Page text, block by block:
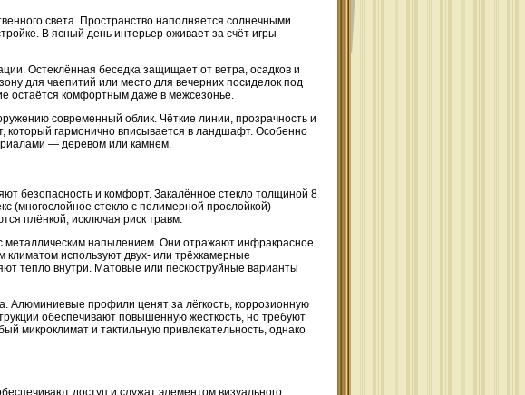
света. Пространство наполняется солнечными
В ясный день интерьер оживает за счёт игры
Остеклённая беседка защищает от ветра, осадков и
для чаепитий или место для вечерних посиделок под
остаётся комфортным даже в межсезонье.
современный облик. Чёткие линии, прозрачность и
который гармонично вписывается в ландшафт. Особенно
— деревом или камнем.
безопасность и комфорт. Закалённое стекло толщиной 8
(многослойное стекло с полимерной прослойкой)
плёнкой, исключая риск травм.
напылением. Они отражают инфракрасное
используют двух- или трёхкамерные
тепло внутри. Матовые или пескоструйные варианты
Алюминиевые профили ценят за лёгкость, коррозионную
обеспечивают повышенную жёсткость, но требуют
микроклимат и тактильную привлекательность, однако
доступ и служат элементом визуального